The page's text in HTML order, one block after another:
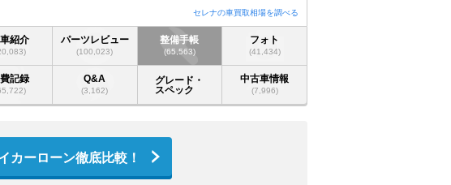
セレナの車買取相場を調べる
紹介 パーツレビュー
(100,023)
整備手帳
(65,563)
フォト
(41,434)
記録 Q&A
(3,162)
グレード・
スペック
中古車情報
(7,996)
カーローン徹底比較！